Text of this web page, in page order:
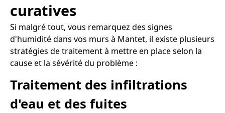
curatives
Si malgré tout, vous remarquez des signes
d'humidité dans vos murs à Mantet, il existe plusieurs
stratégies de traitement à mettre en place selon la
cause et la sévérité du problème :
Traitement des infiltrations
d'eau et des fuites